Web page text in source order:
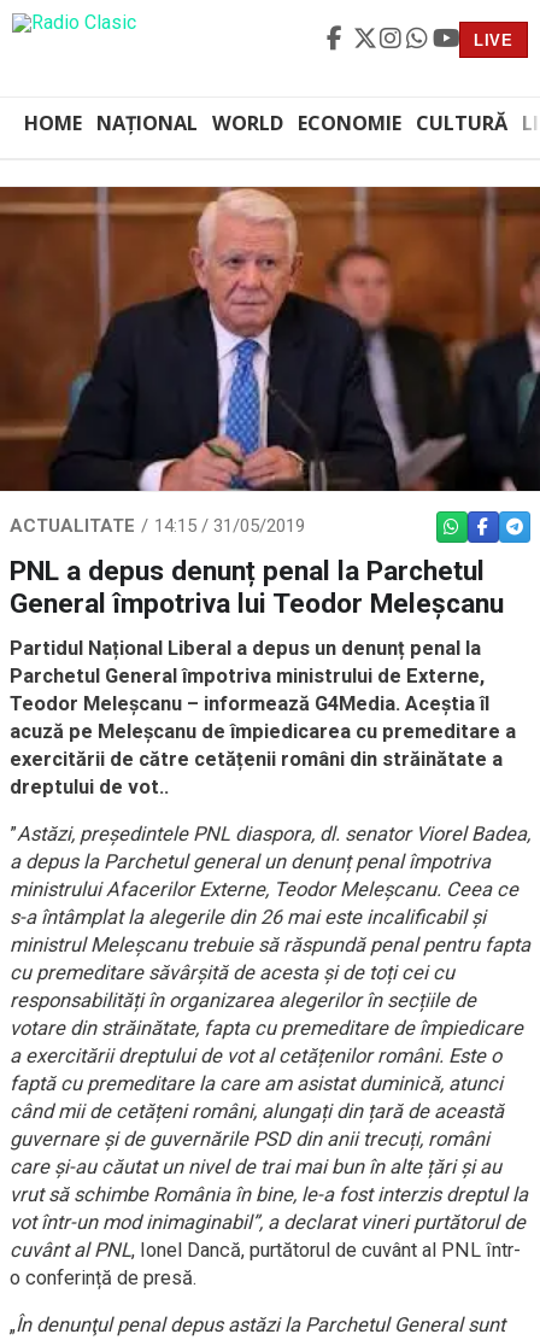
LIVE
HOME NAȚIONAL WORLD ECONOMIE CULTURĂ
ACTUALITATE 14:15 / 31/05/2019 WHATSAPP
PNL a depus denunț penal la Parchetul
General împotriva lui Teodor Meleșcanu
Partidul Național Liberal a depus un denunț penal la
Parchetul General împotriva ministrului de Externe,
Teodor Meleșcanu – informează G4Media. Aceștia îl
acuză pe Meleșcanu de împiedicarea cu premeditare a
exercitării de către cetățenii români din străinătate a
dreptului de vot..
”Astăzi, președintele PNL diaspora, dl. senator Viorel Badea,
a depus la Parchetul general un denunț penal împotriva
ministrului Afacerilor Externe, Teodor Meleșcanu. Ceea ce
s-a întâmplat la alegerile din 26 mai este incalificabil și
ministrul Meleșcanu trebuie să răspundă penal pentru fapta
cu premeditare săvârșită de acesta și de toți cei cu
responsabilități în organizarea alegerilor în secțiile de
votare din străinătate, fapta cu premeditare de împiedicare
a exercitării dreptului de vot al cetățenilor români. Este o
faptă cu premeditare la care am asistat duminică, atunci
când mii de cetățeni români, alungați din țară de această
guvernare și de guvernările PSD din anii trecuți, români
care și-au căutat un nivel de trai mai bun în alte țări și au
vrut să schimbe România în bine, le-a fost interzis dreptul la
vot într-un mod inimaginabil”, a declarat vineri purtătorul de
cuvânt al PNL, Ionel Dancă, purtătorul de cuvânt al PNL într-
o conferință de presă.
„În denunţul penal depus astăzi la Parchetul General sunt